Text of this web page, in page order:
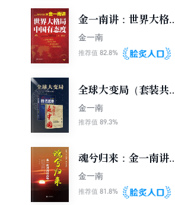
金一南讲：世界大格
局，中国有态度（再
版）
金一南
推荐值 82.8%
全球大变局（套装共2
册）
金一南
推荐值 89.3%
魂兮归来：金一南讲抗
日战争
金一南
推荐值 81.8%